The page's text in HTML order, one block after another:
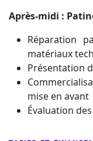
Après-midi :
Réparation
matériaux
Présentation
mise en avant
Évaluation